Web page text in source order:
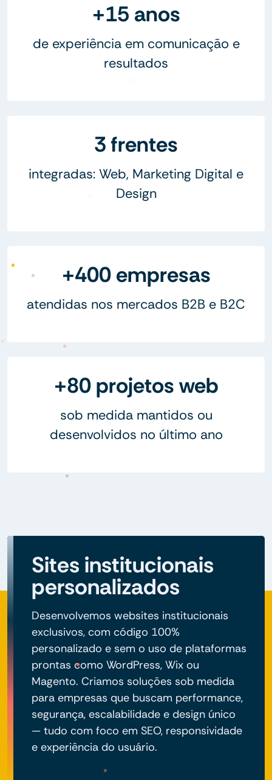
+15 anos
de experiência em comunicação e
resultados
3 frentes
integradas: Web, Marketing Digital e
Design
+400 empresas
atendidas nos mercados B2B e B2C
+80 projetos web
sob medida mantidos ou
desenvolvidos no último ano
Sites institucionais
personalizados
Desenvolvemos websites institucionais
exclusivos, com código 100%
personalizado e sem o uso de plataformas
prontas como WordPress, Wix ou
Magento. Criamos soluções sob medida
para empresas que buscam performance,
segurança, escalabilidade e design único
— tudo com foco em SEO, responsividade
e experiência do usuário.